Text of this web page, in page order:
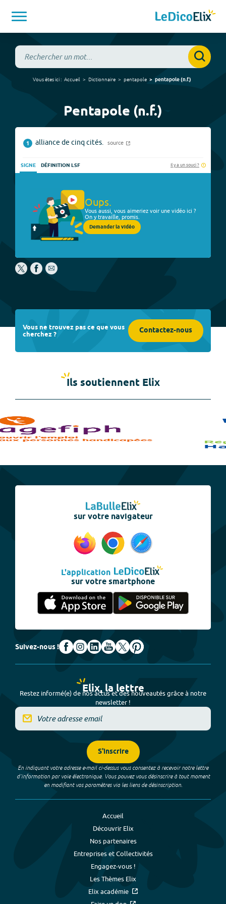
Vous êtes ici : Accueil Dictionnaire pentapole pentapole(n.f.)
Pentapole (n.f.)
1 alliance de cinq cités. source
SIGNE DÉFINITION LSF Il y a un souci ?
Oups.
Vous aussi, vous aimeriez voir une vidéo ici ?
On y travaille, promis.
Demander la vidéo
Vous ne trouvez pas ce que vous
cherchez ? Contactez-nous
Ils soutiennent Elix
sur votre navigateur
L'application
sur votre smartphone
Suivez-nous !
Elix, la lettre
Restez informé(e) de nos actus et des nouveautés grâce à notre
newsletter !
S'inscrire
En indiquant votre adresse e-mail ci-dessus vous consentez à recevoir notre lettre
d’information par voie électronique. Vous pouvez vous désinscrire à tout moment
en modifiant vos paramètres via les liens de désinscription.
Accueil
Découvrir Elix
Nos partenaires
Entreprises et Collectivités
Engagez-vous !
Les Thèmes Elix
Elix académie